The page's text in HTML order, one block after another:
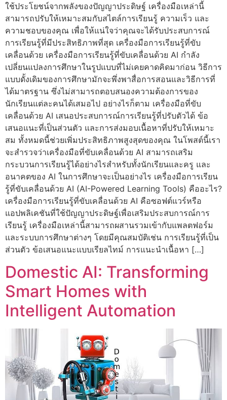
ใช้ประโยชน์จากพลังของปัญญาประดิษฐ์ เครื่องมือเหล่านี้
สามารถปรับให้เหมาะสมกับสไตล์การเรียนรู้ ความเร็ว และ
ความชอบของคุณ เพื่อให้แน่ใจว่าคุณจะได้รับประสบการณ์
การเรียนรู้ที่มีประสิทธิภาพที่สุด เครื่องมือการเรียนรู้ที่ขับ
เคลื่อนด้วย เครื่องมือการเรียนรู้ที่ขับเคลื่อนด้วย AI กำลัง
เปลี่ยนแปลงการศึกษาในรูปแบบที่ไม่เคยคาดคิดมาก่อน วิธีการ
แบบดั้งเดิมของการศึกษามักจะพึ่งพาสื่อการสอนและวิธีการที่
ได้มาตรฐาน ซึ่งไม่สามารถตอบสนองความต้องการของ
นักเรียนแต่ละคนได้เสมอไป อย่างไรก็ตาม เครื่องมือที่ขับ
เคลื่อนด้วย AI เสนอประสบการณ์การเรียนรู้ที่ปรับตัวได้ ข้อ
เสนอแนะที่เป็นส่วนตัว และการส่งมอบเนื้อหาที่ปรับให้เหมาะ
สม ทั้งหมดนี้ช่วยเพิ่มประสิทธิภาพสูงสุดของคุณ ในโพสต์นี้เรา
จะสำรวจว่าเครื่องมือที่ขับเคลื่อนด้วย AI สามารถเสริม
กระบวนการเรียนรู้ได้อย่างไรสำหรับทั้งนักเรียนและครู และ
อนาคตของ AI ในการศึกษาจะเป็นอย่างไร เครื่องมือการเรียน
รู้ที่ขับเคลื่อนด้วย AI (AI-Powered Learning Tools) คืออะไร?
เครื่องมือการเรียนรู้ที่ขับเคลื่อนด้วย AI คือซอฟต์แวร์หรือ
แอปพลิเคชันที่ใช้ปัญญาประดิษฐ์เพื่อเสริมประสบการณ์การ
เรียนรู้ เครื่องมือเหล่านี้สามารถผสานรวมเข้ากับแพลตฟอร์ม
และระบบการศึกษาต่างๆ โดยมีคุณสมบัติเช่น การเรียนรู้ที่เป็น
ส่วนตัว ข้อเสนอแนะแบบเรียลไทม์ การแนะนำเนื้อหา […]
Domestic AI: Transforming
Smart Homes with
Intelligent Automation